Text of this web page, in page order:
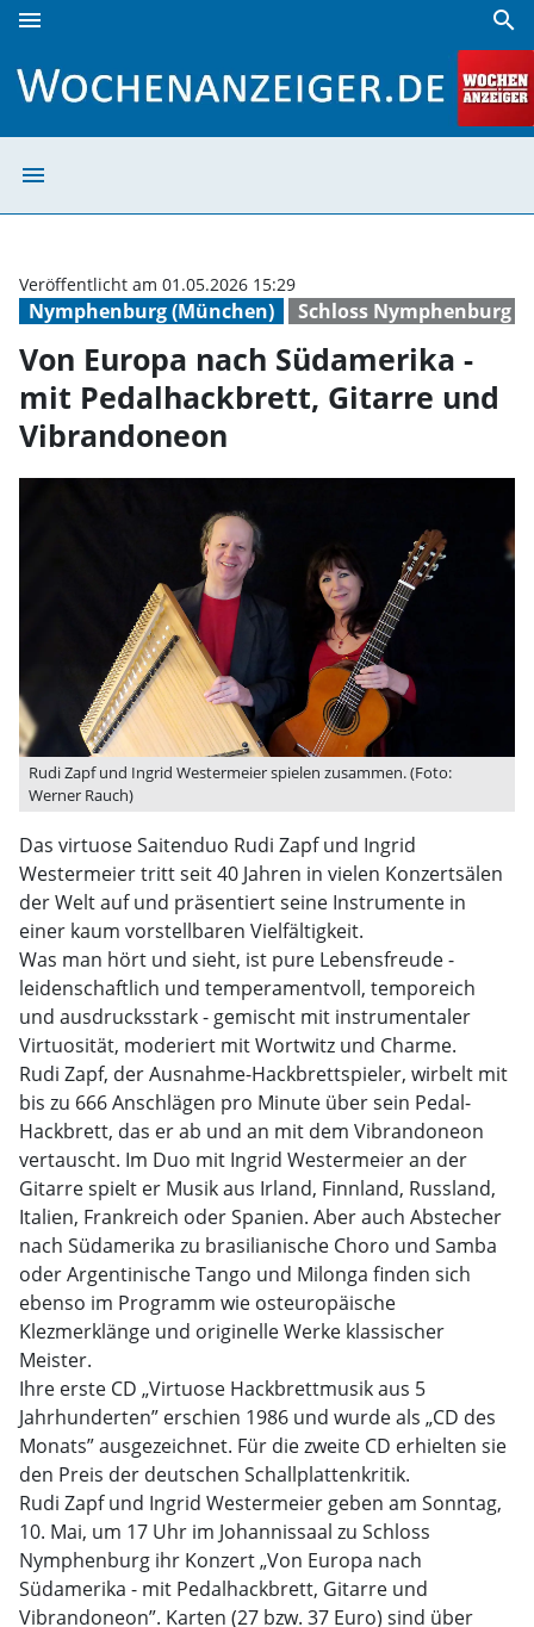
menu search
menu
Nymphenburg (München) Schloss Nymphenburg
Veröffentlicht am 01.05.2026 15:29
Von Europa nach Südamerika -
mit Pedalhackbrett, Gitarre und
Vibrandoneon
Rudi Zapf und Ingrid Westermeier spielen zusammen. (Foto:
Werner Rauch)
Das virtuose Saitenduo Rudi Zapf und Ingrid
Westermeier tritt seit 40 Jahren in vielen Konzertsälen
der Welt auf und präsentiert seine Instrumente in
einer kaum vorstellbaren Vielfältigkeit.
Was man hört und sieht, ist pure Lebensfreude -
leidenschaftlich und temperamentvoll, temporeich
und ausdrucksstark - gemischt mit instrumentaler
Virtuosität, moderiert mit Wortwitz und Charme.
Rudi Zapf, der Ausnahme-Hackbrettspieler, wirbelt mit
bis zu 666 Anschlägen pro Minute über sein Pedal-
Hackbrett, das er ab und an mit dem Vibrandoneon
vertauscht. Im Duo mit Ingrid Westermeier an der
Gitarre spielt er Musik aus Irland, Finnland, Russland,
Italien, Frankreich oder Spanien. Aber auch Abstecher
nach Südamerika zu brasilianische Choro und Samba
oder Argentinische Tango und Milonga finden sich
ebenso im Programm wie osteuropäische
Klezmerklänge und originelle Werke klassischer
Meister.
Ihre erste CD „Virtuose Hackbrettmusik aus 5
Jahrhunderten” erschien 1986 und wurde als „CD des
Monats” ausgezeichnet. Für die zweite CD erhielten sie
den Preis der deutschen Schallplattenkritik.
Rudi Zapf und Ingrid Westermeier geben am Sonntag,
10. Mai, um 17 Uhr im Johannissaal zu Schloss
Nymphenburg ihr Konzert „Von Europa nach
Südamerika - mit Pedalhackbrett, Gitarre und
Vibrandoneon”. Karten (27 bzw. 37 Euro) sind über